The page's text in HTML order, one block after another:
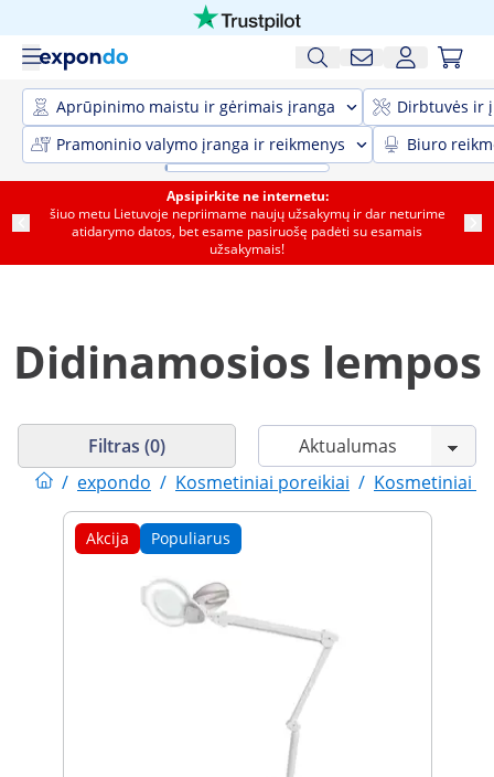
Aprūpinimo maistu ir gėrimais įranga
Dirbtuvės ir
Pramoninio valymo įranga ir reikmenys
Biuro
Apsipirkite ne internetu:
šiuo metu Lietuvoje nepriimame naujų užsakymų ir dar neturime
atidarymo datos, bet esame pasiruošę padėti su esamais
užsakymais!
Didinamosios lempos
/ expondo / Kosmetiniai poreikiai / Kosmetiniai
Filtras (0)
Akcija Populiarus